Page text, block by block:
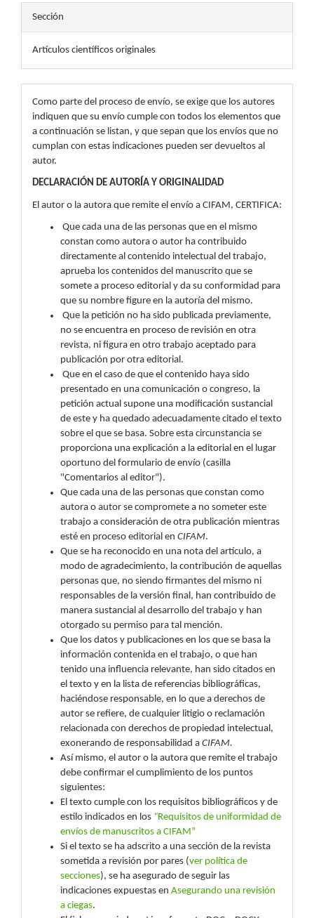
Sección
Artículos científicos originales
Como parte del proceso de envío, se exige que los autores
indiquen que su envío cumple con todos los elementos que
a continuación se listan, y que sepan que los envíos que no
cumplan con estas indicaciones pueden ser devueltos al
autor.
DECLARACIÓN DE AUTORÍA Y ORIGINALIDAD
El autor o la autora que remite el envío a CIFAM, CERTIFICA:
Que cada una de las personas que en el mismo
constan como autora o autor ha contribuido
directamente al contenido intelectual del trabajo,
aprueba los contenidos del manuscrito que se
somete a proceso editorial y da su conformidad para
que su nombre figure en la autoría del mismo.
Que la petición no ha sido publicada previamente,
no se encuentra en proceso de revisión en otra
revista, ni figura en otro trabajo aceptado para
publicación por otra editorial.
Que en el caso de que el contenido haya sido
presentado en una comunicación o congreso, la
petición actual supone una modificación sustancial
de este y ha quedado adecuadamente citado el texto
sobre el que se basa. Sobre esta circunstancia se
proporciona una explicación a la editorial en el lugar
oportuno del formulario de envío (casilla
"Comentarios al editor").
Que cada una de las personas que constan como
autora o autor se compromete a no someter este
trabajo a consideración de otra publicación mientras
esté en proceso editorial en CIFAM.
Que se ha reconocido en una nota del artículo, a
modo de agradecimiento, la contribución de aquellas
personas que, no siendo firmantes del mismo ni
responsables de la versión final, han contribuido de
manera sustancial al desarrollo del trabajo y han
otorgado su permiso para tal mención.
Que los datos y publicaciones en los que se basa la
información contenida en el trabajo, o que han
tenido una influencia relevante, han sido citados en
el texto y en la lista de referencias bibliográficas,
haciéndose responsable, en lo que a derechos de
autor se refiere, de cualquier litigio o reclamación
relacionada con derechos de propiedad intelectual,
exonerando de responsabilidad a CIFAM.
Así mismo, el autor o la autora que remite el trabajo
debe confirmar el cumplimiento de los puntos
siguientes:
El texto cumple con los requisitos bibliográficos y de
estilo indicados en los “Requisitos de uniformidad de
envíos de manuscritos a CIFAM”
Si el texto se ha adscrito a una sección de la revista
sometida a revisión por pares (ver política de
secciones), se ha asegurado de seguir las
indicaciones expuestas en Asegurando una revisión
a ciegas.